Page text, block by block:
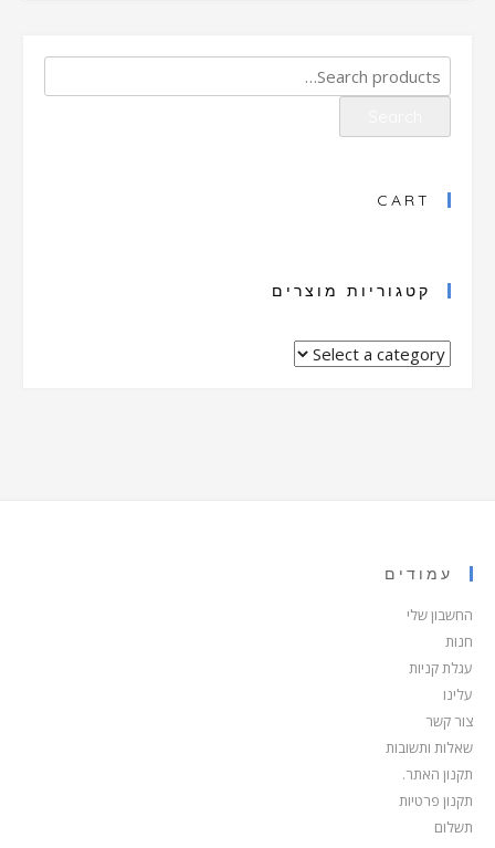
Search
for:
CART
קטגוריות מוצרים
עמודים
החשבון שלי
חנות
עגלת קניות
עלינו
צור קשר
שאלות ותשובות
תקנון האתר.
תקנון פרטיות
תשלום